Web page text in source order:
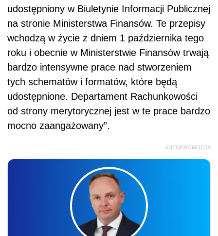
udostępniony w Biuletynie Informacji Publicznej
na stronie Ministerstwa Finansów. Te przepisy
wchodzą w życie z dniem 1 października tego
roku i obecnie w Ministerstwie Finansów trwają
bardzo intensywne prace nad stworzeniem
tych schematów i formatów, które będą
udostępnione. Departament Rachunkowości
od strony merytorycznej jest w te prace bardzo
mocno zaangażowany”.
AUTOPROMOCJA